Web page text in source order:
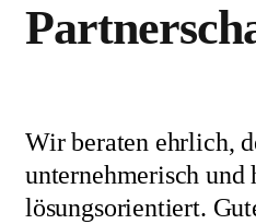
Wir beraten ehrlich,
unternehmerisch und
lösungsorientiert.